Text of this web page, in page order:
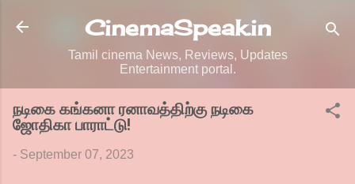
Skip to main content
CinemaSpeak.in
Tamil cinema News, Reviews, Updates
Entertainment portal.
நடிகை கங்கனா ரனாவத்திற்கு நடிகை
ஜோதிகா பாராட்டு!
- September 07, 2023